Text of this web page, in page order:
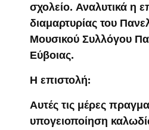
σχολείο. Αναλυτικά η
διαμαρτυρίας του
Μουσικού Συλλόγου
Εύβοιας.
Η επιστολή:
Αυτές τις μέρες
υπογειοποίηση